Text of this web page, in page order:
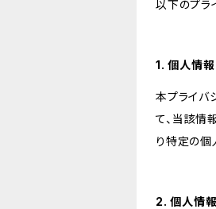
以下のプラ
1. 個人情
本プライバ
て、当該情
り特定の個
2. 個人情